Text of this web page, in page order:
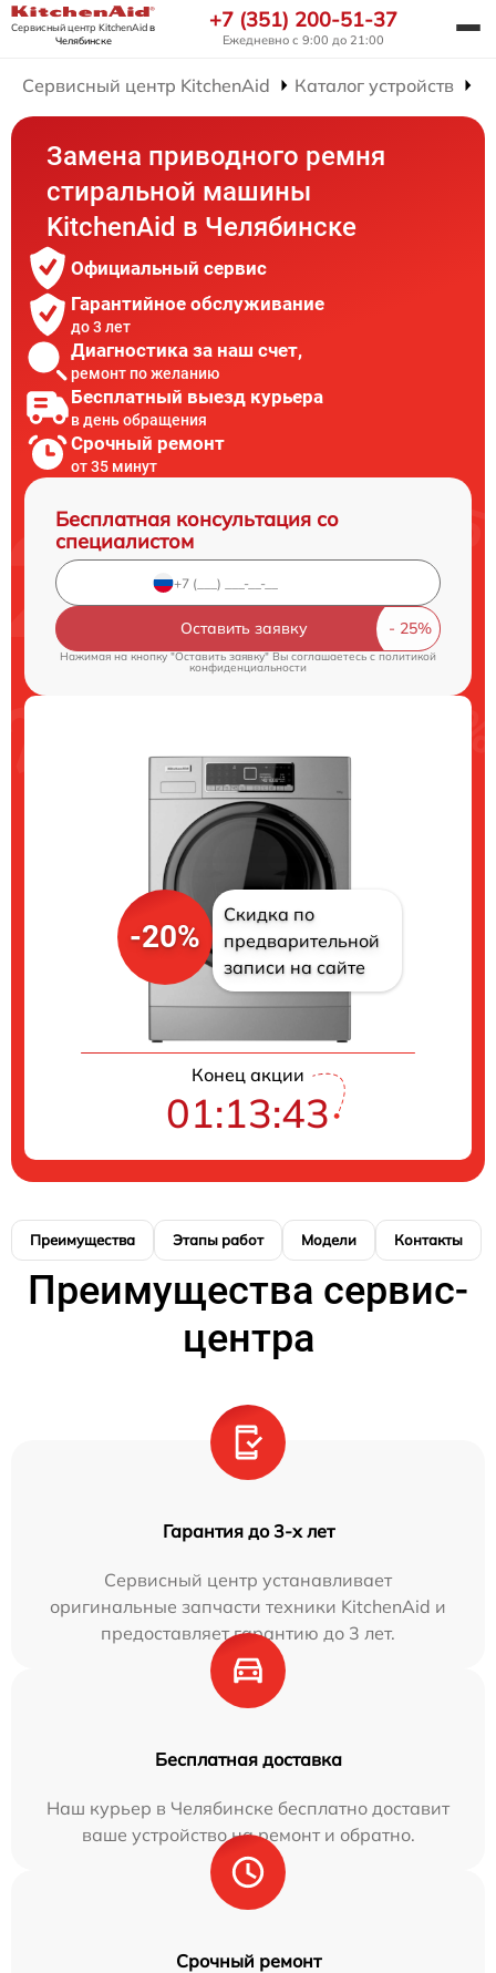
Сервисный центр KitchenAidв
Челябинске
+7 (351) 200-51-37
Ежедневно с 9:00 до 21:00
Сервисный центр KitchenAid Каталог устройств
Замена приводного ремня
стиральной машины
KitchenAid в Челябинске
Официальный сервис
Гарантийное обслуживание
до 3 лет
Диагностика за наш счет,
ремонт по желанию
Бесплатный выезд курьера
в день обращения
Срочный ремонт
от 35 минут
Бесплатная консультация со
специалистом
Оставить заявку
Нажимая на кнопку "Оставить заявку" Вы соглашаетесь cполитикой
конфиденциальности
-20%
Скидка по
предварительной
записи на сайте
Конец акции
01:13:42
Преимущества Этапы работ Модели Контакты
Преимущества сервис-
центра
Гарантия до 3-х лет
Сервисный центр устанавливает
оригинальные запчасти техники KitchenAid и
предоставляет гарантию до 3 лет.
Бесплатная доставка
Наш курьер в Челябинске бесплатно доставит
ваше устройство на ремонт и обратно.
Срочный ремонт